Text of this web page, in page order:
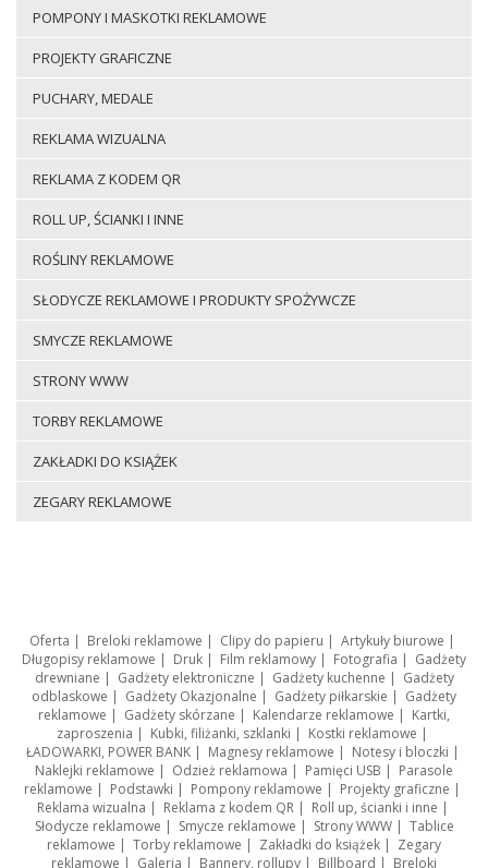
POMPONY I MASKOTKI REKLAMOWE
PROJEKTY GRAFICZNE
PUCHARY, MEDALE
REKLAMA WIZUALNA
REKLAMA Z KODEM QR
ROLL UP, ŚCIANKI I INNE
ROŚLINY REKLAMOWE
SŁODYCZE REKLAMOWE I PRODUKTY SPOŻYWCZE
SMYCZE REKLAMOWE
STRONY WWW
TORBY REKLAMOWE
ZAKŁADKI DO KSIĄŻEK
ZEGARY REKLAMOWE
Oferta | Breloki reklamowe | Clipy do papieru | Artykuły biurowe |
Długopisy reklamowe | Druk | Film reklamowy | Fotografia | Gadżety
drewniane | Gadżety elektroniczne | Gadżety kuchenne | Gadżety
odblaskowe | Gadżety Okazjonalne | Gadżety piłkarskie | Gadżety
reklamowe | Gadżety skórzane | Kalendarze reklamowe | Kartki,
zaproszenia | Kubki, filiżanki, szklanki | Kostki reklamowe |
ŁADOWARKI, POWER BANK| Magnesy reklamowe | Notesy i bloczki |
Naklejki reklamowe | Odzież reklamowa | Pamięci USB | Parasole
reklamowe | Podstawki | Pompony reklamowe | Projekty graficzne |
Reklama wizualna | Reklama z kodem QR| Roll up, ścianki i inne |
Słodycze reklamowe | Smycze reklamowe | Strony WWW| Tablice
reklamowe | Torby reklamowe | Zakładki do książek | Zegary
reklamowe | Galeria | Bannery, rollupy | Billboard | Breloki